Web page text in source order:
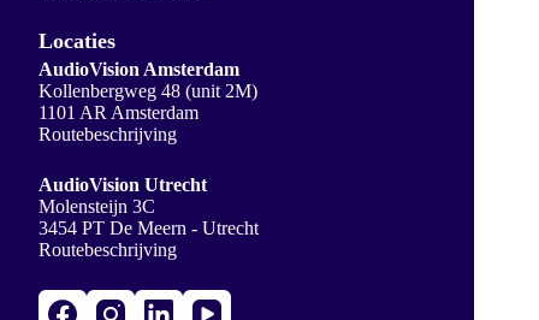
Locaties
AudioVision Amsterdam
Kollenbergweg 48 (unit 2M)
1101 AR Amsterdam
Routebeschrijving
AudioVision Utrecht
Molensteijn 3C
3454 PT De Meern - Utrecht
Routebeschrijving